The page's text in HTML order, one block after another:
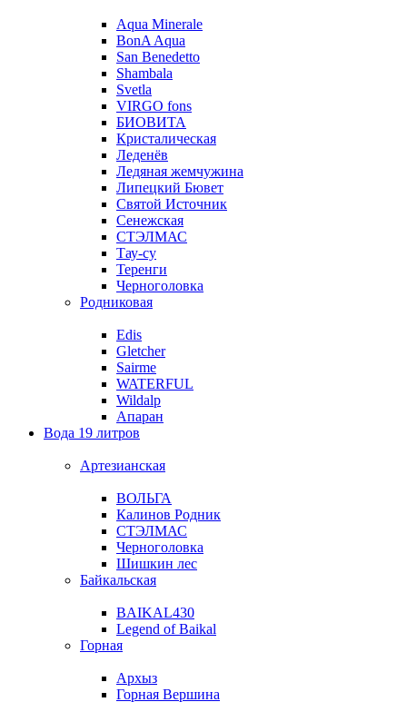
Aqua Minerale
BonA Aqua
San Benedetto
Shambala
Svetla
VIRGO fons
БИОВИТА
Кристалическая
Леденёв
Ледяная жемчужина
Липецкий Бювет
Святой Источник
Сенежская
СТЭЛМАС
Тау-су
Теренги
Черноголовка
Родниковая
Edis
Gletcher
Sairme
WATERFUL
Wildalp
Апаран
Вода 19 литров
Артезианская
ВОЛЬГА
Калинов Родник
СТЭЛМАС
Черноголовка
Шишкин лес
Байкальская
BAIKAL430
Legend of Baikal
Горная
Архыз
Горная Вершина